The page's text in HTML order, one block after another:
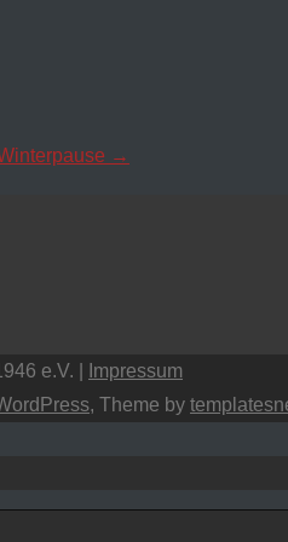
→
e.V. |
Impressum
, Theme by